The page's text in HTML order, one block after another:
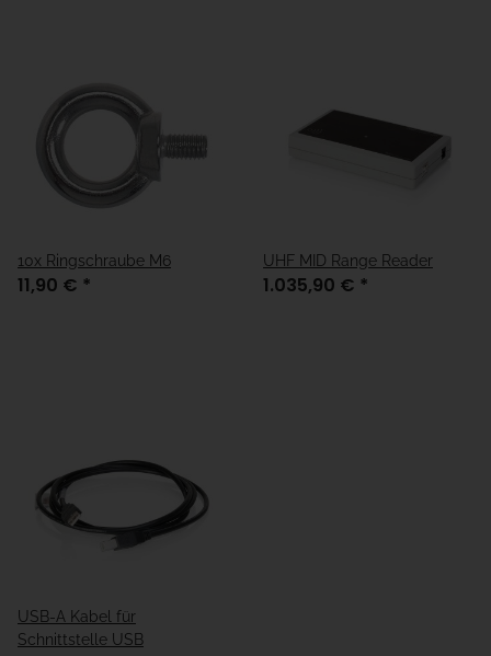
10x Ringschraube M6
11,90 € *
UHF MID Range Reader
1.035,90 € *
USB-A Kabel für
Schnittstelle USB